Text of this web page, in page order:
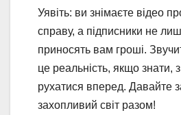
Уявіть: ви знімаєте відео
справу, а підписники не
приносять вам гроші.
це реальність, якщо знати,
рухатися вперед. Давайте
захопливий світ разом!